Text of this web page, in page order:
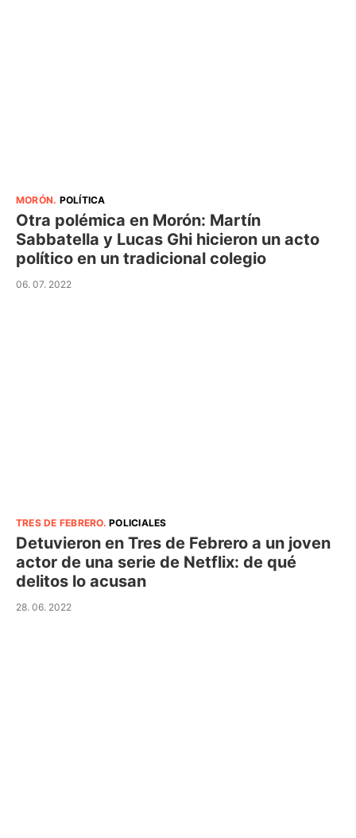
MORÓN. POLÍTICA
Otra polémica en Morón: Martín
Sabbatella y Lucas Ghi hicieron un acto
político en un tradicional colegio
06. 07. 2022
TRES DE FEBRERO.POLICIALES
Detuvieron en Tres de Febrero a un joven
actor de una serie de Netflix: de qué
delitos lo acusan
28. 06. 2022